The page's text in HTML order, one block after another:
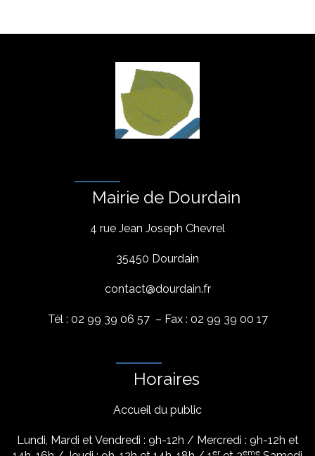
Mairie de Dourdain
4 rue Jean Joseph Chevrel
35450 Dourdain
contact@dourdain.fr
Tél : 02 99 39 06 57 – Fax : 02 99 39 00 17
Horaires
Accueil du public
Lundi, Mardi et Vendredi : 9h-12h / Mercredi : 9h-12h et
er ème